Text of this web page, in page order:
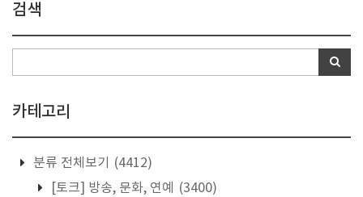
검색
카테고리
분류 전체보기
(4412)
[토크] 방송, 문화, 연예
(3400)